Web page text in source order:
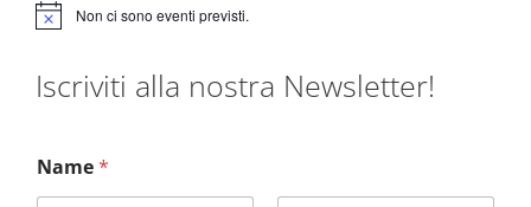
N
c
Non ci sono eventi previsti.
Iscriviti alla nostra Newsletter!
Name*